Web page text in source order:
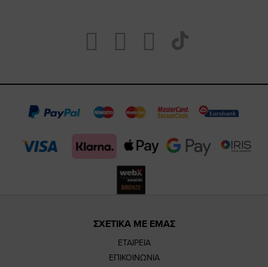
Visit
https://
page
Visit
https://
page
Visit
https://
page
our
TikTok
page
ΣΧΕΤΙΚΑ ΜΕ ΕΜΑΣ
ΕΤΑΙΡΕΙΑ
ΕΠΙΚΟΙΝΩΝΙΑ